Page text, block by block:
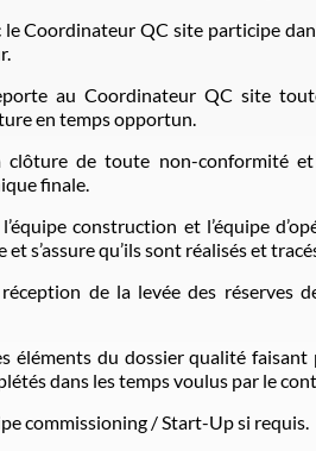
le Coordinateur QC site participe
au Coordinateur QC site
en temps opportun.
clôture de toute non-conformité
finale.
construction et l’équipe
et s’assure qu’ils sont réalisés et
de la levée des réserves
éléments du dossier qualité
dans les temps voulus par le
commissioning / Start-Up si requis.